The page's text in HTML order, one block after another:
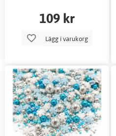
109 kr
Lägg i varukorg